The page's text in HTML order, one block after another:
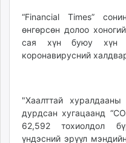
urlag.mn
unen.mn
asu.mn
unuudur.mn
isee.mn
mglradio.com
fact.mn
“Financial Times”
өнгөрсөн долоо
сая хүн буюу
коронавирусний
"Хаалттай
дурдсан хугацаанд
62,592 тохиолдол
үндэсний эрүүл